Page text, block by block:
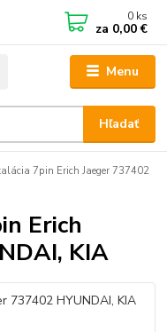
Menu
Hľadať
0 ks
za 0,00 €
7pin Erich Jaeger 737402
Erich
KIA